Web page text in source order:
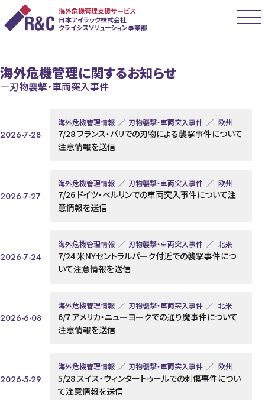
海外危機管理支援サービス
日本アイラック株式会社
クライシスソリューション事業部
海外危機管理に関するお知らせ
刃物襲撃・車両突入事件
2026-7-28
海外危機管理情報 刃物襲撃・車両突入事件 欧州
7/28 フランス・パリでの刃物による襲撃事件について
注意情報を送信
2026-7-27
海外危機管理情報 刃物襲撃・車両突入事件 欧州
7/26 ドイツ・ベルリンでの車両突入事件について注
意情報を送信
2026-7-24
海外危機管理情報 刃物襲撃・車両突入事件 北米
7/24 米NYセントラルパーク付近での襲撃事件につ
いて注意情報を送信
2026-6-08
海外危機管理情報 刃物襲撃・車両突入事件 北米
6/7 アメリカ・ニューヨークでの通り魔事件について
注意情報を送信
2026-5-29
海外危機管理情報 刃物襲撃・車両突入事件 欧州
5/28 スイス・ウィンタートゥールでの刺傷事件につい
て注意情報を送信